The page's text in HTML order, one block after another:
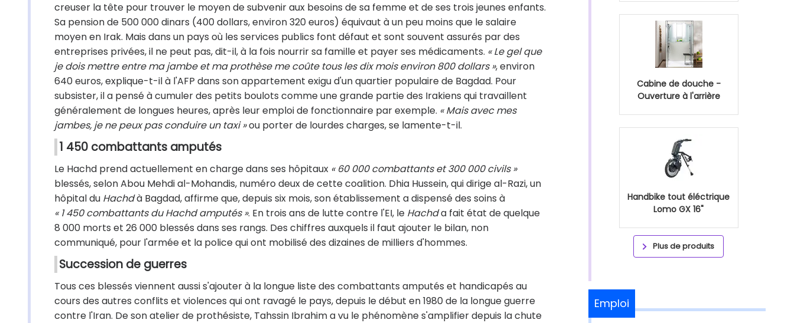
creuser la tête pour trouver le moyen de subvenir aux besoins de sa femme et de ses trois jeunes enfants.
Sa pension de 500 000 dinars (400 dollars, environ 320 euros) équivaut à un peu moins que le salaire
moyen en Irak. Mais dans un pays où les services publics font défaut et sont souvent assurés par des
entreprises privées, il ne peut pas, dit-il, à la fois nourrir sa famille et payer ses médicaments. « Le gel que
je dois mettre entre ma jambe et ma prothèse me coûte tous les dix mois environ 800 dollars », environ
640 euros, explique-t-il à l'AFP dans son appartement exigu d'un quartier populaire de Bagdad. Pour
subsister, il a pensé à cumuler des petits boulots comme une grande partie des Irakiens qui travaillent
généralement de longues heures, après leur emploi de fonctionnaire par exemple. « Mais avec mes
jambes, je ne peux pas conduire un taxi »ou porter de lourdes charges, se lamente-t-il.
1 450 combattants amputés
Le Hachd prend actuellement en charge dans ses hôpitaux « 60 000 combattants et 300 000 civils »
blessés, selon Abou Mehdi al-Mohandis, numéro deux de cette coalition. Dhia Hussein, qui dirige al-Razi, un
hôpital du Hachdà Bagdad, affirme que, depuis six mois, son établissement a dispensé des soins à
« 1 450 combattants du Hachd amputés ». En trois ans de lutte contre l'EI, le Hachda fait état de quelque
8 000 morts et 26 000 blessés dans ses rangs. Des chiffres auxquels il faut ajouter le bilan, non
communiqué, pour l'armée et la police qui ont mobilisé des dizaines de milliers d'hommes.
Succession de guerres
Tous ces blessés viennent aussi s'ajouter à la longue liste des combattants amputés et handicapés au
cours des autres conflits et violences qui ont ravagé le pays, depuis le début en 1980 de la longue guerre
contre l'Iran. De son atelier de prothésiste, Tahssin Ibrahim a vu le phénomène s'amplifier depuis la chute
Cabine de douche -
Ouverture à l'arrière
Handbike tout éléctrique
Lomo GX 16"
Plus de produits
Emploi